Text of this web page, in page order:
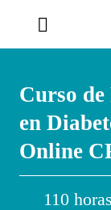
Curso
en
Online
110 horas